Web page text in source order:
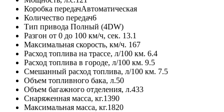
Коробка передачАвтоматическая
Количество передач6
Тип привода Полный (4DW)
Разгон от 0 до 100 км/ч, сек. 13.1
Максимальная скорость, км/ч. 167
Расход топлива на трассе, л/100 км. 6.4
Расход топлива в городе, л/100 км. 9.5
Смешанный расход топлива, л/100 км. 7.5
Объем топливного бака, л.50
Объем багажного отделения, л.433
Снаряженная масса, кг.1390
Максимальная масса, кг.1820